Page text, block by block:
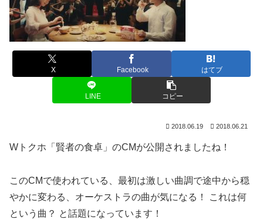
X Facebook はてブ
LINE コピー
2018.06.19 2018.06.21
Wトクホ「賢者の食卓」のCMが公開されましたね！
このCMで使われている、最初は激しい曲調で途中から穏
やかに変わる、オーケストラの曲が気になる！ これは何
という曲？ と話題になっています！